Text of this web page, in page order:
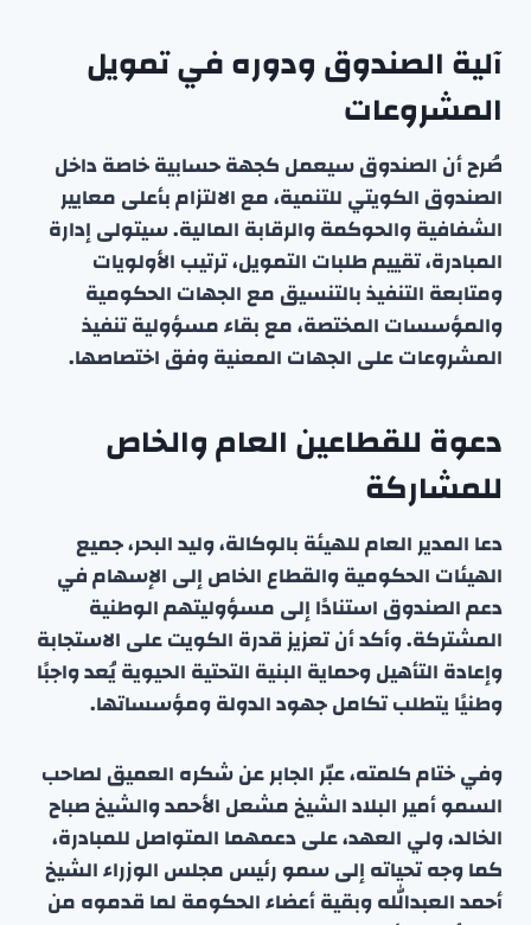
آلية الصندوق ودوره في تمويل
المشروعات
صُرح أن الصندوق سيعمل كجهة حسابية خاصة داخل
الصندوق الكويتي للتنمية، مع الالتزام بأعلى معايير
الشفافية والحوكمة والرقابة المالية. سيتولى إدارة
المبادرة، تقييم طلبات التمويل، ترتيب الأولويات
ومتابعة التنفيذ بالتنسيق مع الجهات الحكومية
والمؤسسات المختصة، مع بقاء مسؤولية تنفيذ
المشروعات على الجهات المعنية وفق اختصاصها.
دعوة للقطاعين العام والخاص
للمشاركة
دعا المدير العام للهيئة بالوكالة، وليد البحر، جميع
الهيئات الحكومية والقطاع الخاص إلى الإسهام في
دعم الصندوق استنادًا إلى مسؤوليتهم الوطنية
المشتركة. وأكد أن تعزيز قدرة الكويت على الاستجابة
وإعادة التأهيل وحماية البنية التحتية الحيوية يُعد واجبًا
وطنيًا يتطلب تكامل جهود الدولة ومؤسساتها.
وفي ختام كلمته، عبّر الجابر عن شكره العميق لصاحب
السمو أمير البلاد الشيخ مشعل الأحمد والشيخ صباح
الخالد، ولي العهد، على دعمهما المتواصل للمبادرة،
كما وجه تحياته إلى سمو رئيس مجلس الوزراء الشيخ
أحمد العبدالله وبقية أعضاء الحكومة لما قدموه من